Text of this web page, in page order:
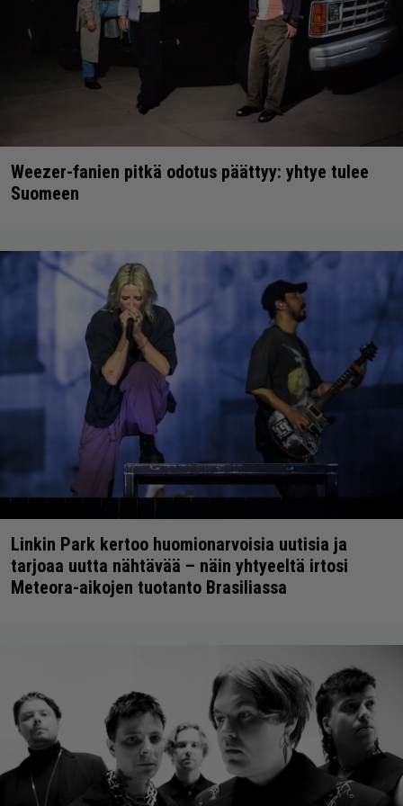
Weezer-fanien pitkä odotus päättyy: yhtye tulee
Suomeen
Linkin Park kertoo huomionarvoisia uutisia ja
tarjoaa uutta nähtävää – näin yhtyeeltä irtosi
Meteora-aikojen tuotanto Brasiliassa